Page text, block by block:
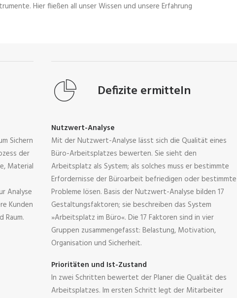
Hier fließen all unser Wissen und unsere Erfahrung
Sichern
der
Material
Analyse
Kunden
Defizite ermitteln
Nutzwert-Analyse
Mit der Nutzwert-Analyse lässt sich die Qualität eines
Büro-Arbeitsplatzes bewerten. Sie sieht den
Arbeitsplatz als System; als solches muss er bestimmte
Erfordernisse der Büroarbeit befriedigen oder bestimmte
Probleme lösen. Basis der Nutzwert-Analyse bilden 17
Gestaltungsfaktoren; sie beschreiben das System
»Arbeitsplatz im Büro«. Die 17 Faktoren sind in vier
Gruppen zusammengefasst: Belastung, Motivation,
Organisation und Sicherheit.
Prioritäten und Ist-Zustand
In zwei Schritten bewertet der Planer die Qualität des
Arbeitsplatzes. Im ersten Schritt legt der Mitarbeiter